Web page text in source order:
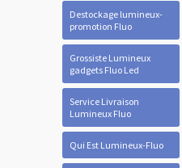
Destockage lumineux-
promotion Fluo
Grossiste Lumineux
gadgets Fluo Led
Service Livraison
Lumineux Fluo
Qui Est Lumineux-Fluo